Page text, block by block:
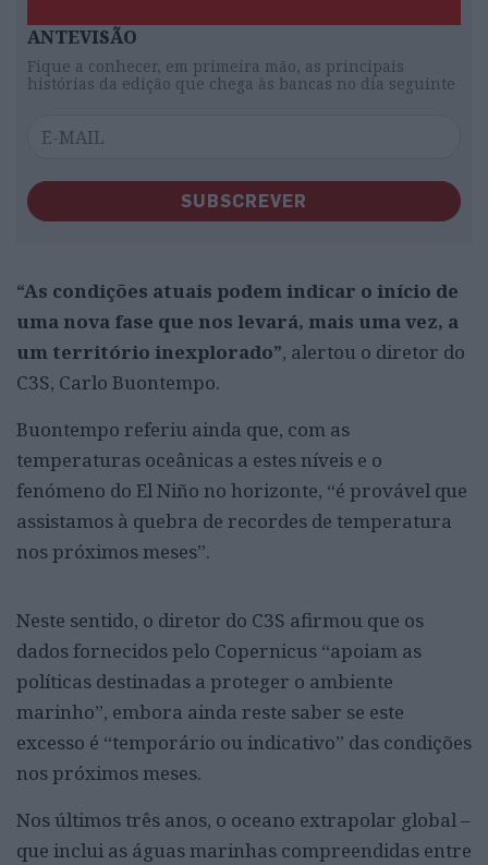
ANTEVISÃO
Fique a conhecer, em primeira mão, as principais
histórias da edição que chega às bancas no dia seguinte
SUBSCREVER
“As condições atuais podem indicar o início de
uma nova fase que nos levará, mais uma vez, a
um território inexplorado”, alertou o diretor do
C3S, Carlo Buontempo.
Buontempo referiu ainda que, com as
temperaturas oceânicas a estes níveis e o
fenómeno do El Niño no horizonte, “é provável que
assistamos à quebra de recordes de temperatura
nos próximos meses”.
Neste sentido, o diretor do C3S afirmou que os
dados fornecidos pelo Copernicus “apoiam as
políticas destinadas a proteger o ambiente
marinho”, embora ainda reste saber se este
excesso é “temporário ou indicativo” das condições
nos próximos meses.
Nos últimos três anos, o oceano extrapolar global –
que inclui as águas marinhas compreendidas entre